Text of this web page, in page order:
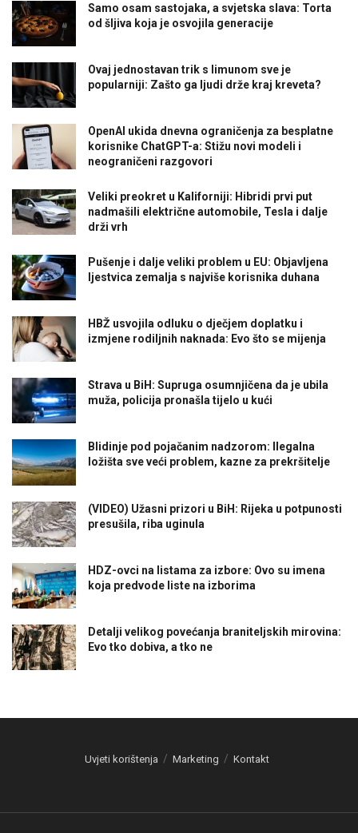
Samo osam sastojaka, a svjetska slava: Torta
od šljiva koja je osvojila generacije
Ovaj jednostavan trik s limunom sve je
popularniji: Zašto ga ljudi drže kraj kreveta?
OpenAI ukida dnevna ograničenja za besplatne
korisnike ChatGPT-a: Stižu novi modeli i
neograničeni razgovori
Veliki preokret u Kaliforniji: Hibridi prvi put
nadmašili električne automobile, Tesla i dalje
drži vrh
Pušenje i dalje veliki problem u EU: Objavljena
ljestvica zemalja s najviše korisnika duhana
HBŽ usvojila odluku o dječjem doplatku i
izmjene rodiljnih naknada: Evo što se mijenja
Strava u BiH: Supruga osumnjičena da je ubila
muža, policija pronašla tijelo u kući
Blidinje pod pojačanim nadzorom: Ilegalna
ložišta sve veći problem, kazne za prekršitelje
(VIDEO) Užasni prizori u BiH: Rijeka u potpunosti
presušila, riba uginula
HDZ-ovci na listama za izbore: Ovo su imena
koja predvode liste na izborima
Detalji velikog povećanja braniteljskih mirovina:
Evo tko dobiva, a tko ne
Uvjeti korištenja Marketing Kontakt